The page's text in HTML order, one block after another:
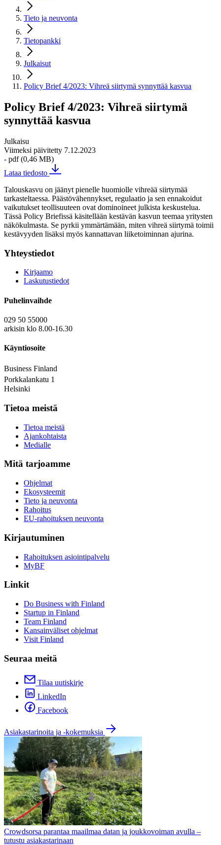
Tieto ja neuvonta
Tietopankki
Julkaisut
Policy Brief 4/2023: Vihreä siirtymä synnyttää kasvua
Policy Brief 4/2023: Vihreä siirtymä
synnyttää kasvua
Julkaisu
Viimeksi päivitetty 7.12.2023
- pdf (0,46 MB)
Lataa tiedosto
Talouskasvu on jäänyt pienelle huomiolle vihreää siirtymää
tarkasteltaessa. Päästövähennykset, regulaatio ja sen ennakoidut
vaikutukset teollisuuteen ovat dominoineet julkista keskustelua.
Tässä Policy Briefissä käsitellään kestävän kasvun teemaa yritysten
näkökulmasta. Se pyrkii ymmärtämään, miten vihreä siirtymä toimii
kestävyyden lisäksi myös kannattavan liiketoiminnan ajurina.
Yhteystiedot
Kirjaamo
Laskutustiedot
Puhelinvaihde
029 50 55000
arkisin klo 8.00-16.30
Käyntiosoite
Business Finland
Porkkalankatu 1
Helsinki
Tietoa meistä
Tietoa meistä
Ajankohtaista
Medialle
Mitä tarjoamme
Ohjelmat
Ekosysteemit
Tieto ja neuvonta
Rahoitus
EU-rahoituksen neuvonta
Kirjautuminen
Rahoituksen asiointipalvelu
MyBF
Linkit
Do Business with Finland
Startup in Finland
Team Finland
Kansainväliset ohjelmat
Visit Finland
Seuraa meitä
Tilaa uutiskirje
LinkedIn
Facebook
Asiakastarinoita ja -kokemuksia
Crowdsorsa parantaa maailmaa datan ja joukkovoiman avulla –
tutustu asiakastarinaan